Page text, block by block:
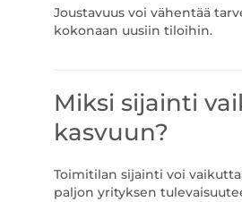
Joustavuus voi vähentää
kokonaan uusiin tiloihin.
Miksi sijainti
kasvuun?
Toimitilan sijainti voi
paljon yrityksen